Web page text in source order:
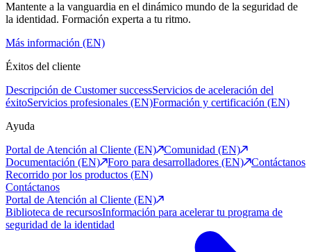
Mantente a la vanguardia en el dinámico mundo de la seguridad de
la identidad. Formación experta a tu ritmo.
Más información (EN)
Éxitos del cliente
Descripción de Customer successServicios de aceleración del
éxitoServicios profesionales (EN)Formación y certificación (EN)
Ayuda
Portal de Atención al Cliente (EN)
Comunidad (EN)
Documentación (EN)
Foro para desarrolladores (EN)
Contáctanos
Recorrido por los productos (EN)
Contáctanos
Portal de Atención al Cliente (EN)
Biblioteca de recursosInformación para acelerar tu programa de
seguridad de la identidad